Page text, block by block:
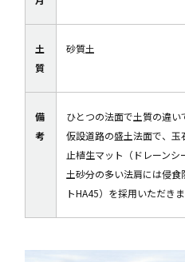
土
質
砂質土
備
考
ひとつの法面で土質の違い
仮設道路の盛土法面で、
止植生マット（ドレーンシ
土砂分の多い法肩には侵
トHA45）を採用いただきま